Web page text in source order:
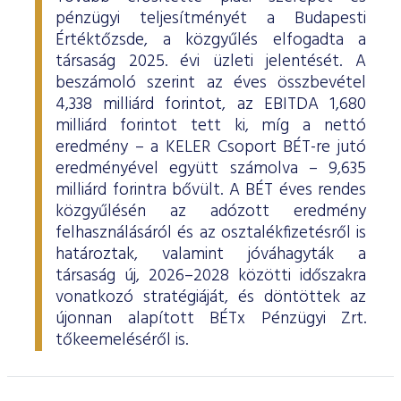
pénzügyi teljesítményét a Budapesti
Értéktőzsde, a közgyűlés elfogadta a
társaság 2025. évi üzleti jelentését. A
beszámoló szerint az éves összbevétel
4,338 milliárd forintot, az EBITDA 1,680
milliárd forintot tett ki, míg a nettó
eredmény – a KELER Csoport BÉT-re jutó
eredményével együtt számolva – 9,635
milliárd forintra bővült. A BÉT éves rendes
közgyűlésén az adózott eredmény
felhasználásáról és az osztalékfizetésről is
határoztak, valamint jóváhagyták a
társaság új, 2026–2028 közötti időszakra
vonatkozó stratégiáját, és döntöttek az
újonnan alapított BÉTx Pénzügyi Zrt.
tőkeemeléséről is.